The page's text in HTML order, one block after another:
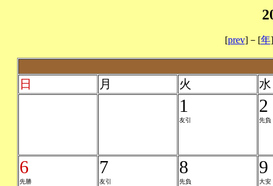
[prev]－[年
日 月 火 水
1
友引
2
先負
6
先勝
7
友引
8
先負
9
大安